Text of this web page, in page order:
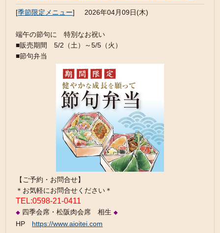
[季節限定メニュー] 2026年04月09日(木)
端午の節句に 特別なお祝い
■販売期間 5/2（土）～5/5（火）
■節句弁当
【ご予約・お問合せ】
＊お気軽にお問合せください＊
TEL:0598-21-0411
◆ 四季会席・松阪肉会席 相生◆
HP https://www.aioitei.com